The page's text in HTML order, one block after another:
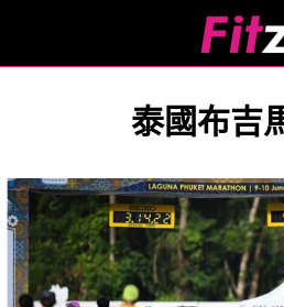
泰國布吉